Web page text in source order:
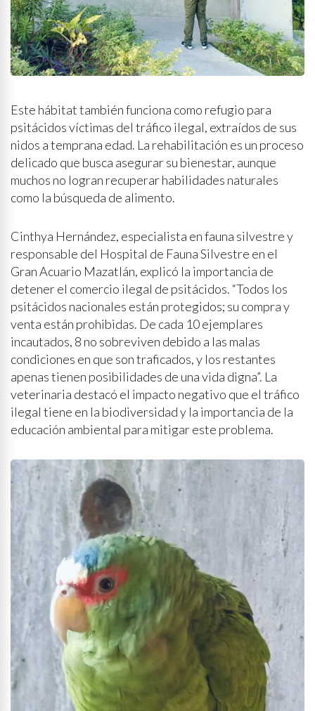
Este hábitat también funciona como refugio para
psitácidos víctimas del tráfico ilegal, extraídos de sus
nidos a temprana edad. La rehabilitación es un proceso
delicado que busca asegurar su bienestar, aunque
muchos no logran recuperar habilidades naturales
como la búsqueda de alimento.
Cinthya Hernández, especialista en fauna silvestre y
responsable del Hospital de Fauna Silvestre en el
Gran Acuario Mazatlán, explicó la importancia de
detener el comercio ilegal de psitácidos. “Todos los
psitácidos nacionales están protegidos; su compra y
venta están prohibidas. De cada 10 ejemplares
incautados, 8 no sobreviven debido a las malas
condiciones en que son traficados, y los restantes
apenas tienen posibilidades de una vida digna”. La
veterinaria destacó el impacto negativo que el tráfico
ilegal tiene en la biodiversidad y la importancia de la
educación ambiental para mitigar este problema.